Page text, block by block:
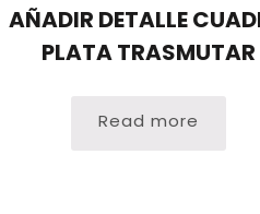
AÑADIR DETALLE
PLATA TRASMUTAR
Read more